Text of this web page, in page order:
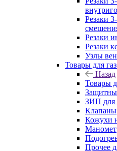
Резаки
Резаки
Резаки
Узлы
Товары для
Назад
Товары
ЗИП для
Клапаны
Кожухи
Прочее